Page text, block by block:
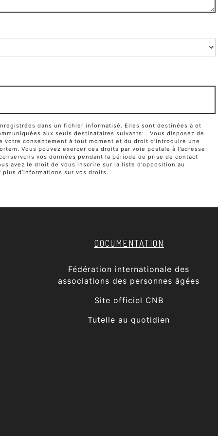
dans un fichier informatisé. Elles sont destinées à et
aux seuls destinataires suivants: . Vous disposez de
consentement à tout moment et du droit d’introduire une
Vous pouvez exercer ces droits par voie postale à l'adresse
vos données pendant la période de prise de contact
avez le droit de vous inscrire sur la liste d'opposition au
d’informations sur vos droits.
DOCUMENTATION
Fédération internationale des
associations des personnes âgées
Site officiel CNB
Tutelle au quotidien